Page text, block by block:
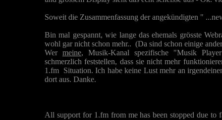
Soweit die Zusammenfassung der angekündigten "
Bin mal gespannt, wie lange das ehemals grösste
wohl gar nicht schon mehr.. (Da sind schon einige
Wer meine, Musik-Kanal spezifische "Musik
schmerzlich feststellen, dass sie nicht mehr
1.fm Situation. Ich habe keine Lust mehr an
dort aus. Danke.
All support for 1.fm from me has been stopped due to